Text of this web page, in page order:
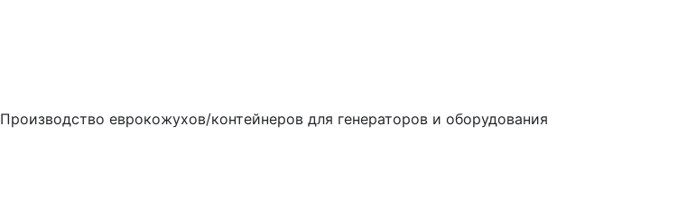
Производство еврокожухов/контейнеров для генераторов и оборудования